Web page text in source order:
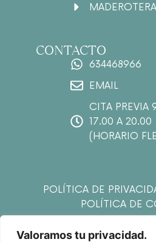
Valoramos tu privacidad.
CONTACTO
634468966
EMAIL
CITA PREVIA
17.00 A 20.00
(HORARIO
POLÍTICA DE
POLÍTICA DE